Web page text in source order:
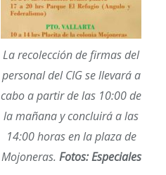
La recolección de firmas del
personal del CIG se llevará a
cabo a partir de las 10:00 de
la mañana y concluirá a las
14:00 horas en la plaza de
Mojoneras. Fotos: Especiales